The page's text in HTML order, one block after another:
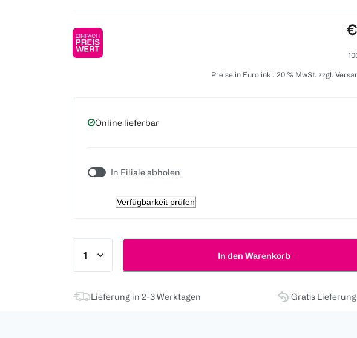
Preise in Euro inkl. 20 % MwSt. zzgl.
Online lieferbar
In Filiale abholen
Verfügbarkeit prüfen
In den Warenkorb
Lieferung in 2-3 Werktagen Gratis